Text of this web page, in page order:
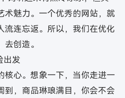
术魅力。一个优秀的网站，就
流连忘返。所以，我们在优化
创造。
出发
核心。想象一下，当你走进一
到，商品琳琅满目，你会不会